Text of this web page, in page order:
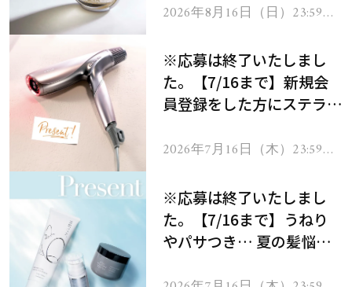
2026年8月16日（日）23:59ま
※応募は終了いたしまし
た。【7/16まで】新規会
員登録をした方にステラボ
ヘアドライヤー ジュエル
2026年7月16日（木）23:59ま
※応募は終了いたしまし
た。【7/16まで】うねり
やパサつき… 夏の髪悩み